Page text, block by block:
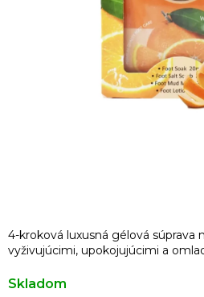
4-kroková luxusná gélová súprava
vyživujúcimi, upokojujúcimi a
Skladom